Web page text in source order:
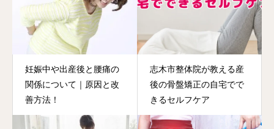
妊娠中や出産後と腰痛の
関係について｜原因と改
善方法！
志木市整体院が教える産
後の骨盤矯正の自宅でで
きるセルフケア